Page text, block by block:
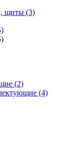
щиты (3)
(2)
(4)